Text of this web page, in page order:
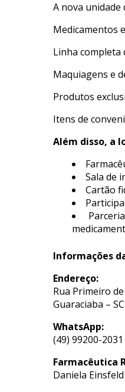
A nova
Medicamentos
Linha completa
Maquiagens e
Produtos
Itens de
Além disso, a
Sala de
Cartão
Informações
Endereço:
Rua Primeiro
Guaraciaba – SC
WhatsApp:
(49) 99200-2031
Farmacêutica
Daniela